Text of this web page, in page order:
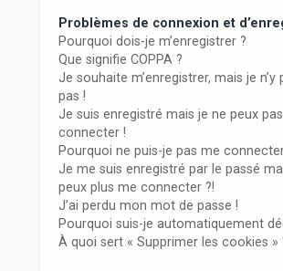
Problèmes de connexion et
Pourquoi dois-je m’enregistrer ?
Que signifie COPPA ?
Je souhaite m’enregistrer, mais je n’y
pas !
Je suis enregistré mais je ne peux
connecter !
Pourquoi ne puis-je pas me
Je me suis enregistré par le passé
peux plus me connecter ?!
J’ai perdu mon mot de passe !
Pourquoi suis-je automatiquement
À quoi sert « Supprimer les cookies »